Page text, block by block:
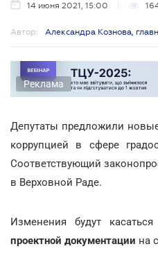
14 июня 2021, 15:00
Автор: Александра Кознова,
Реклама
Депутаты предложили
коррупцией в сфере
Соответствующий
в Верховной Раде.
Изменения будут
проектной документации на